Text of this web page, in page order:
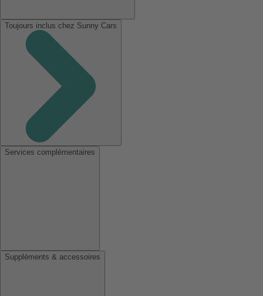
Toujours inclus chez Sunny Cars
Services complémentaires
Suppléments & accessoires